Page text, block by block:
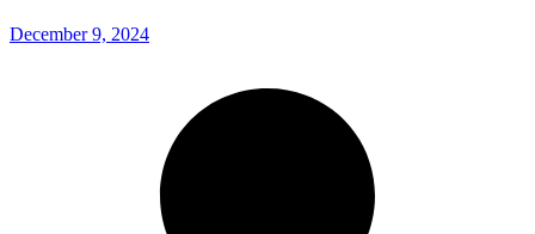
December 9, 2024